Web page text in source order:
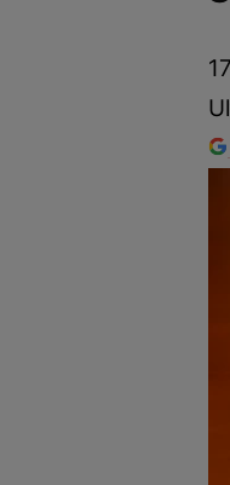
Dezvoltare personală